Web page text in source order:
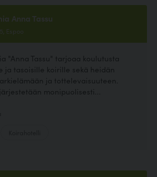
Anna Tassu
Espoo
"Anna Tassu" tarjoaa koulutusta
ja tasoisille koirille sekä heidän
ja tottelevaisuuteen.
monipuolisesti...